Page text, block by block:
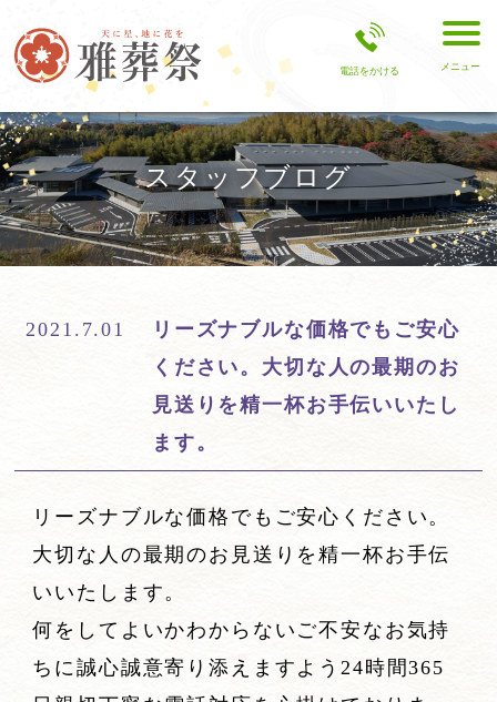
電話をかける メニュー
スタッフブログ
2021.7.01
リーズナブルな価格でもご安心
ください。大切な人の最期のお
見送りを精一杯お手伝いいたし
ます。
リーズナブルな価格でもご安心ください。
大切な人の最期のお見送りを精一杯お手伝
いいたします。
何をしてよいかわからないご不安なお気持
ちに誠心誠意寄り添えますよう24時間365